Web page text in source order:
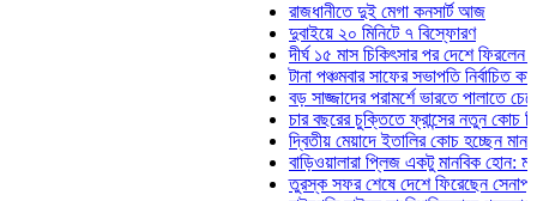
রাজধানীতে দুই মেগা কনসার্ট আজ
দুবাইয়ে ২০ মিনিটে ৭ বিস্ফোরণ
দীর্ঘ ১৫ মাস চিকিৎসার পর দেশে ফিরলেন ইলিয়াস
টানা পঞ্চমবার সাফের সভাপতি নির্বাচিত কাজী
বড় সাজ্জাদের পরামর্শে ভারতে পালাতে
চার বছরের চুক্তিতে ফ্রান্সের নতুন কোচ জিদান
দ্বিতীয় মেয়াদে ইতালির কোচ হচ্ছেন মানচিনি
বাড়িওয়ালারা প্লিজ একটু মানবিক হোন: মনিরা মিঠু
তুরস্ক সফর শেষে দেশে ফিরেছেন সেনাপ্রধান